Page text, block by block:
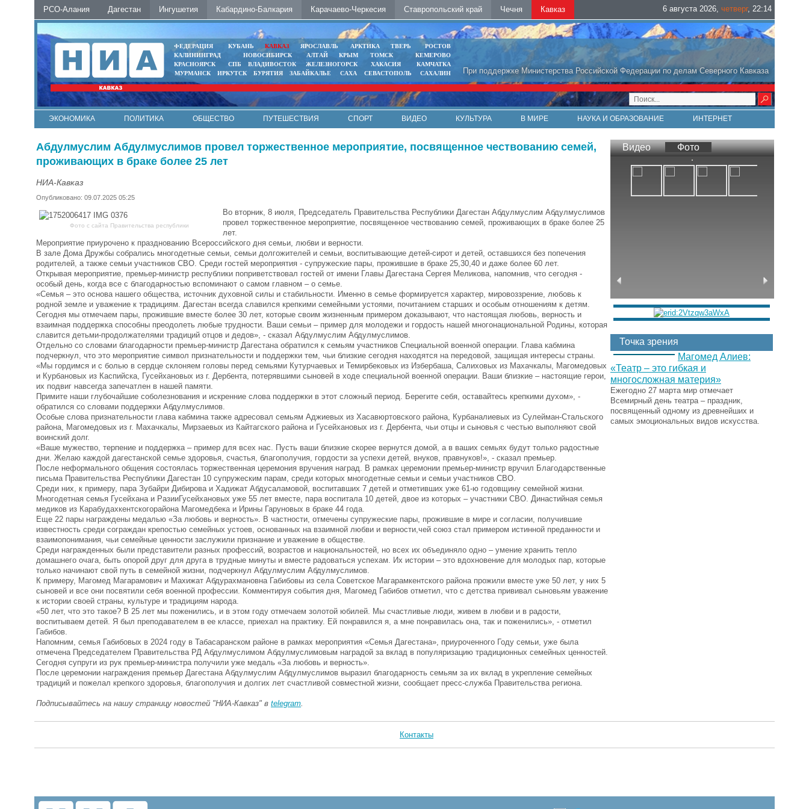
РСО-Алания Дагестан Ингушетия Кабардино-Балкария Карачаево-Черкесия Ставропольский край Чечня Кавказ 6 августа 2026, четверг, 22:14
При поддержке Министерства Российской Федерации по делам Северного Кавказа
ФЕДЕРАЦИЯ КУБАНЬ КАВКАЗ ЯРОСЛАВЛЬ АРКТИКА ТВЕРЬ
РОСТОВ
КАЛИНИНГРАД
НОВОСИБИРСК АЛТАЙ КРЫМ ТОМСК
КЕМЕРОВО
КРАСНОЯРСК
СПБ ВЛАДИВОСТОК ЖЕЛЕЗНОГОРСК ХАКАСИЯ
КАМЧАТКА
МУРМАНСК
ИРКУТСК БУРЯТИЯ ЗАБАЙКАЛЬЕ САХА СЕВАСТОПОЛЬ САХАЛИН
ЭКОНОМИКА ПОЛИТИКА ОБЩЕСТВО ПУТЕШЕСТВИЯ СПОРТ ВИДЕО КУЛЬТУРА В МИРЕ НАУКА И ОБРАЗОВАНИЕ
ИНТЕРНЕТ
Абдулмуслим Абдулмуслимов провел торжественное мероприятие, посвященное чествованию семей,
проживающих в браке более 25 лет
НИА-Кавказ
Опубликовано: 09.07.2025 05:25
Фото с сайта Правительства республики
Во вторник, 8 июля, Председатель Правительства Республики Дагестан Абдулмуслим Абдулмуслимов
провел торжественное мероприятие, посвященное чествованию семей, проживающих в браке более 25
лет.
Мероприятие приурочено к празднованию Всероссийского дня семьи, любви и верности.
В зале Дома Дружбы собрались многодетные семьи, семьи долгожителей и семьи, воспитывающие детей-сирот и детей, оставшихся без попечения
родителей, а также семьи участников СВО. Среди гостей мероприятия - супружеские пары, прожившие в браке 25,30,40 и даже более 60 лет.
Открывая мероприятие, премьер-министр республики поприветствовал гостей от имени Главы Дагестана Сергея Меликова, напомнив, что сегодня -
особый день, когда все с благодарностью вспоминают о самом главном – о семье.
«Семья – это основа нашего общества, источник духовной силы и стабильности. Именно в семье формируется характер, мировоззрение, любовь к
родной земле и уважение к традициям. Дагестан всегда славился крепкими семейными устоями, почитанием старших и особым отношениям к детям.
Сегодня мы отмечаем пары, прожившие вместе более 30 лет, которые своим жизненным примером доказывают, что настоящая любовь, верность и
взаимная поддержка способны преодолеть любые трудности. Ваши семьи – пример для молодежи и гордость нашей многонациональной Родины, которая
славится детьми-продолжателями традиций отцов и дедов», - сказал Абдулмуслим Абдулмуслимов.
Отдельно со словами благодарности премьер-министр Дагестана обратился к семьям участников Специальной военной операции. Глава кабмина
подчеркнул, что это мероприятие символ признательности и поддержки тем, чьи близкие сегодня находятся на передовой, защищая интересы страны.
«Мы гордимся и с болью в сердце склоняем головы перед семьями Кутурчаевых и Темирбековых из Избербаша, Салиховых из Махачкалы, Магомедовых
и Курбановых из Каспийска, Гусейхановых из г. Дербента, потерявшими сыновей в ходе специальной военной операции. Ваши близкие – настоящие герои,
их подвиг навсегда запечатлен в нашей памяти.
Примите наши глубочайшие соболезнования и искренние слова поддержки в этот сложный период. Берегите себя, оставайтесь крепкими духом», -
обратился со словами поддержки Абдулмуслимов.
Особые слова признательности глава кабмина также адресовал семьям Аджиевых из Хасавюртовского района, Курбаналиевых из Сулейман-Стальского
района, Магомедовых из г. Махачкалы, Мирзаевых из Кайтагского района и Гусейхановых из г. Дербента, чьи отцы и сыновья с честью выполняют свой
воинский долг.
«Ваше мужество, терпение и поддержка – пример для всех нас. Пусть ваши близкие скорее вернутся домой, а в ваших семьях будут только радостные
дни. Желаю каждой дагестанской семье здоровья, счастья, благополучия, гордости за успехи детей, внуков, правнуков!», - сказал премьер.
После неформального общения состоялась торжественная церемония вручения наград. В рамках церемонии премьер-министр вручил Благодарственные
письма Правительства Республики Дагестан 10 супружеским парам, среди которых многодетные семьи и семьи участников СВО.
Среди них, к примеру, пара Зубайри Дибирова и Хадижат Абдусаламовой, воспитавших 7 детей и отметивших уже 61-ю годовщину семейной жизни.
Многодетная семья Гусейхана и РазииГусейхановых уже 55 лет вместе, пара воспитала 10 детей, двое из которых – участники СВО. Династийная семья
медиков из Карабудахкентскогорайона Магомедбека и Ирины Гаруновых в браке 44 года.
Еще 22 пары награждены медалью «За любовь и верность». В частности, отмечены супружеские пары, прожившие в мире и согласии, получившие
известность среди сограждан крепостью семейных устоев, основанных на взаимной любви и верности,чей союз стал примером истинной преданности и
взаимопонимания, чьи семейные ценности заслужили признание и уважение в обществе.
Среди награжденных были представители разных профессий, возрастов и национальностей, но всех их объединяло одно – умение хранить тепло
домашнего очага, быть опорой друг для друга в трудные минуты и вместе радоваться успехам. Их истории – это вдохновение для молодых пар, которые
только начинают свой путь в семейной жизни, подчеркнул Абдулмуслим Абдулмуслимов.
К примеру, Магомед Магарамович и Махижат Абдурахмановна Габибовы из села Советское Магарамкентского района прожили вместе уже 50 лет, у них 5
сыновей и все они посвятили себя военной профессии. Комментируя события дня, Магомед Габибов отметил, что с детства прививал сыновьям уважение
к истории своей страны, культуре и традициям народа.
«50 лет, что это такое? В 25 лет мы поженились, и в этом году отмечаем золотой юбилей. Мы счастливые люди, живем в любви и в радости,
воспитываем детей. Я был преподавателем в ее классе, приехал на практику. Ей понравился я, а мне понравилась она, так и поженились», - отметил
Габибов.
Напомним, семья Габибовых в 2024 году в Табасаранском районе в рамках мероприятия «Семья Дагестана», приуроченного Году семьи, уже была
отмечена Председателем Правительства РД Абдулмуслимом Абдулмуслимовым наградой за вклад в популяризацию традиционных семейных ценностей.
Сегодня супруги из рук премьер-министра получили уже медаль «За любовь и верность».
После церемонии награждения премьер Дагестана Абдулмуслим Абдулмуслимов выразил благодарность семьям за их вклад в укрепление семейных
традиций и пожелал крепкого здоровья, благополучия и долгих лет счастливой совместной жизни, сообщает пресс-служба Правительства региона.
Подписывайтесь на нашу страницу новостей "НИА-Кавказ" в telegram
Видео Фото
Точка зрения
Магомед Алиев:
«Театр – это гибкая и
многосложная материя»
Ежегодно 27 марта мир отмечает
Всемирный день театра – праздник,
посвященный одному из древнейших и
самых эмоциональных видов искусства.
Контакты